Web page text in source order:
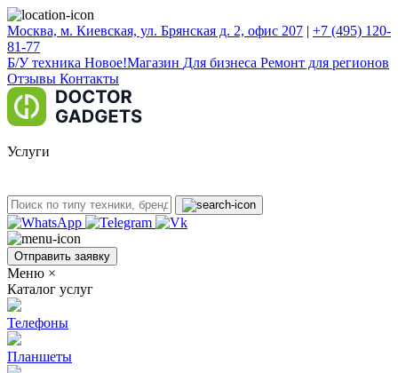
Москва, м. Киевская, ул. Брянская д. 2, офис 207 | +7 (495) 120-
81-77
Б/У техникa Новое!Магазин Для бизнеса Ремонт для регионов
Отзывы Контакты
Услуги
Отправить заявку
Меню ×
Каталог услуг
Телефоны
Планшеты